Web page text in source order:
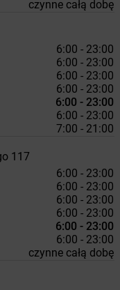
czynne całą dobę
6:00 - 23:00
6:00 - 23:00
6:00 - 23:00
6:00 - 23:00
6:00 - 23:00
6:00 - 23:00
7:00 - 21:00
117
6:00 - 23:00
6:00 - 23:00
6:00 - 23:00
6:00 - 23:00
6:00 - 23:00
6:00 - 23:00
czynne całą dobę